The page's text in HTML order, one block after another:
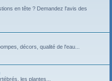
en tête ? Demandez l'avis des
décors, qualité de l'eau...
les plantes...